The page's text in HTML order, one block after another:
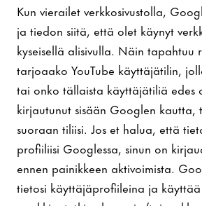
Kun vierailet verkkosivustolla,
ja tiedon siitä, että olet käynyt
kyseisellä alisivulla. Näin tapahtuu
tarjoaako YouTube käyttäjätilin,
tai onko tällaista käyttäjätiliä edes
kirjautunut sisään Googlen kautta,
suoraan tiliisi. Jos et halua, että
profiiliisi Googlessa, sinun on
ennen painikkeen aktivoimista.
tietosi käyttäjäprofiileina ja